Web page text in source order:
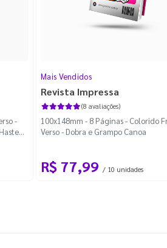
-
Mais Vendidos
Revista Impressa
(8 avaliações)
100x148mm - 8 Páginas - Colorido
Verso - Dobra e Grampo Canoa
R$ 77,99 / 10 unidades